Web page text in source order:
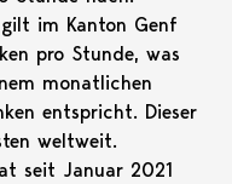
im Kanton Genf
pro Stunde, was
monatlichen
entspricht. Dieser
weltweit.
seit Januar 2021